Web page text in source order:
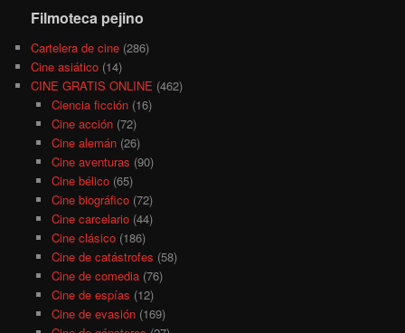
Filmoteca pejino
Cartelera de cine (286)
Cine asiático (14)
CINE GRATIS ONLINE (462)
Ciencia ficción(16)
Cine acción(72)
Cine alemán(26)
Cine aventuras (90)
Cine bélico(65)
Cine biográfico(72)
Cine carcelario(44)
Cine clásico(186)
Cine de catástrofes (58)
Cine de comedia(76)
Cine de espías (12)
Cine de evasión(169)